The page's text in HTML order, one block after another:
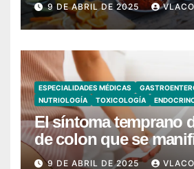
9 DE ABRIL DE 2025
ESPECIALIDADES MÉDICAS
NUTRIOLOGÍA
TOXICOLOGÍA
El síntoma temprano
de colon que se
cuando vas al baño
9 DE ABRIL DE 2025